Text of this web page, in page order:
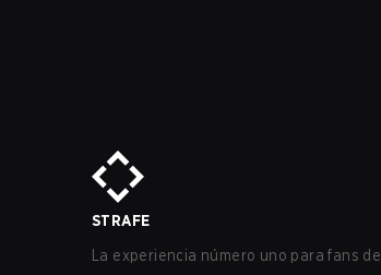
STRAFE
La experiencia número uno para fans de